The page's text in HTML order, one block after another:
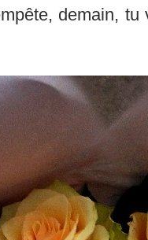
demain, tu